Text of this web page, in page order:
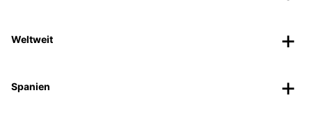
Weltweit
Spanien